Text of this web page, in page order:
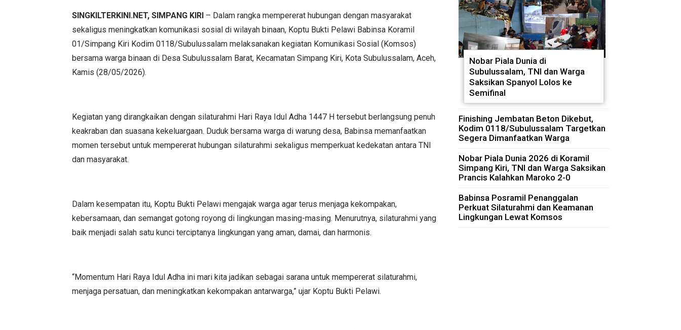
SINGKILTERKINI.NET, SIMPANG KIRI – Dalam rangka mempererat hubungan dengan masyarakat
sekaligus meningkatkan komunikasi sosial di wilayah binaan, Koptu Bukti Pelawi Babinsa Koramil
01/Simpang Kiri Kodim 0118/Subulussalam melaksanakan kegiatan Komunikasi Sosial (Komsos)
bersama warga binaan di Desa Subulussalam Barat, Kecamatan Simpang Kiri, Kota Subulussalam, Aceh,
Kamis (28/05/2026).
Kegiatan yang dirangkaikan dengan silaturahmi Hari Raya Idul Adha 1447 H tersebut berlangsung penuh
keakraban dan suasana kekeluargaan. Duduk bersama warga di warung desa, Babinsa memanfaatkan
momen tersebut untuk mempererat hubungan silaturahmi sekaligus memperkuat kedekatan antara TNI
dan masyarakat.
Dalam kesempatan itu, Koptu Bukti Pelawi mengajak warga agar terus menjaga kekompakan,
kebersamaan, dan semangat gotong royong di lingkungan masing-masing. Menurutnya, silaturahmi yang
baik menjadi salah satu kunci terciptanya lingkungan yang aman, damai, dan harmonis.
“Momentum Hari Raya Idul Adha ini mari kita jadikan sebagai sarana untuk mempererat silaturahmi,
menjaga persatuan, dan meningkatkan kekompakan antarwarga,” ujar Koptu Bukti Pelawi.
Nobar Piala Dunia di
Subulussalam, TNI dan Warga
Saksikan Spanyol Lolos ke
Semifinal
Finishing Jembatan Beton Dikebut,
Kodim 0118/Subulussalam Targetkan
Segera Dimanfaatkan Warga
Nobar Piala Dunia 2026 di Koramil
Simpang Kiri, TNI dan Warga Saksikan
Prancis Kalahkan Maroko 2-0
Babinsa Posramil Penanggalan
Perkuat Silaturahmi dan Keamanan
Lingkungan Lewat Komsos